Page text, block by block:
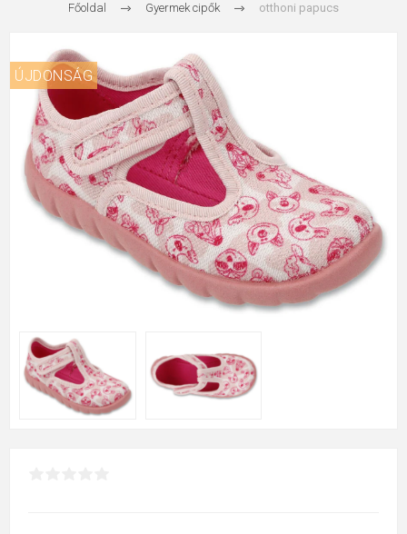
Főoldal Gyermek cipők otthoni papucs
ÚJDONSÁG